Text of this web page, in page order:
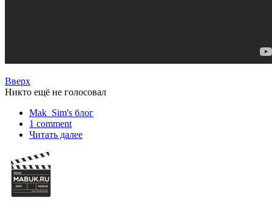
Вверх
Никто ещё не голосовал
Mak_Sim's блог
1 comment
Читать далее